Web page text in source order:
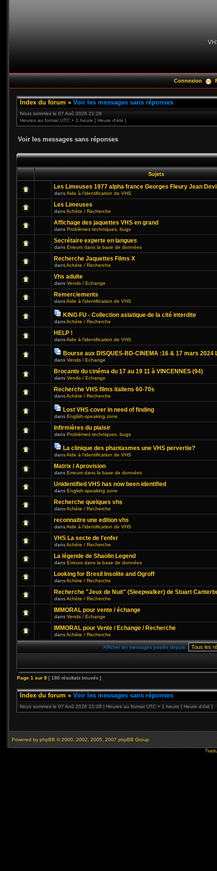
Connexion
Index du forum » Voir les messages sans réponses
Nous sommes le 07 Aoû 2026 21:28
Heures au format UTC + 1 heure [ Heure d’été ]
Voir les messages sans réponses
Sujets
Les Limeuses 1977 alpha france Georges Fleury Jean
dansAide à l'identification de VHS
Les Limeuses
dansAchète / Recherche
Affichage des jaquettes VHS en grand
dans Problèmes techniques, bugs
Secrétaire experte en langues
dans Erreurs dans la base de données
Recherche Jaquettes Films X
dansAchète / Recherche
Vhs adulte
dans Vends / Echange
Remerciements
dansAide à l'identification de VHS
KING FU - Collection asiatique de la cité interdite
dansAchète / Recherche
HELP !
dansAide à l'identification de VHS
Bourse aux DISQUES-BD-CINEMA :16 & 17 mars 2024
dans Vends / Echange
Brocante du cinéma du 17 au 19 11 à VINCENNES (94)
dans Vends / Echange
Recherche VHS films italiens 60-70s
dansAchète / Recherche
Lost VHS cover in need of finding
dans English-speaking zone
Infirmières du plaisir
dans Problèmes techniques, bugs
La clinique des phantasmes une VHS pervertie?
dansAide à l'identification de VHS
Matrix / Aprovision
dans Erreurs dans la base de données
Unidentified VHS has now been identified
dans English-speaking zone
Recherche quelques vhs
dansAchète / Recherche
reconnaitre une edition vhs
dansAide à l'identification de VHS
VHS La secte de l'enfer
dansAchète / Recherche
La légende de Shaolin Legend
dans Erreurs dans la base de données
Looking for Bresil Insolite and Ogroff
dansAchète / Recherche
Recherche "Jeux de Nuit" (Sleepwalker) de Stuart
dansAchète / Recherche
IMMORAL pour vente / échange
dans Vends / Echange
IMMORAL pour Vente / Echange / Recherche
dansAchète / Recherche
Afficher les messages postés depuis:
Page 1 sur 8 [ 186 résultats trouvés ]
Index du forum » Voir les messages sans réponses
Nous sommes le 07 Aoû 2026 21:28 | Heures au format UTC + 1 heure [ Heure d’été ]
Powered by phpBB © 2000, 2002, 2005, 2007 phpBB Group